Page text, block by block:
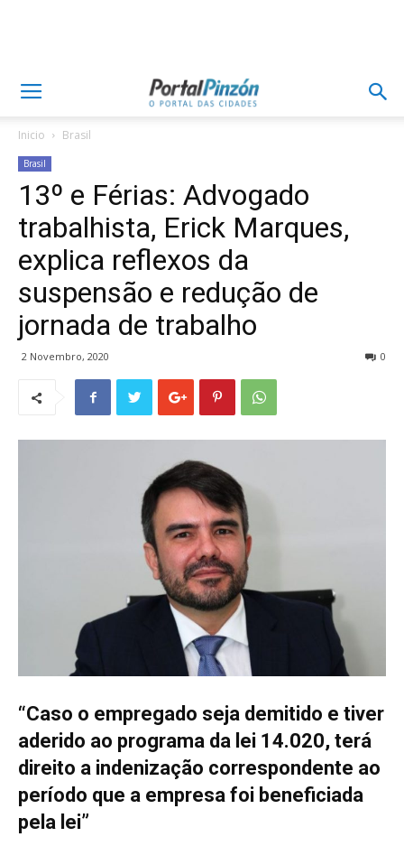
Inicio Brasil
Brasil
13º e Férias: Advogado
trabalhista, Erick Marques,
explica reflexos da
suspensão e redução de
jornada de trabalho
2 Novembro, 2020 0
“Caso o empregado seja demitido e tiver
aderido ao programa da lei 14.020, terá
direito a indenização correspondente ao
período que a empresa foi beneficiada
pela lei”